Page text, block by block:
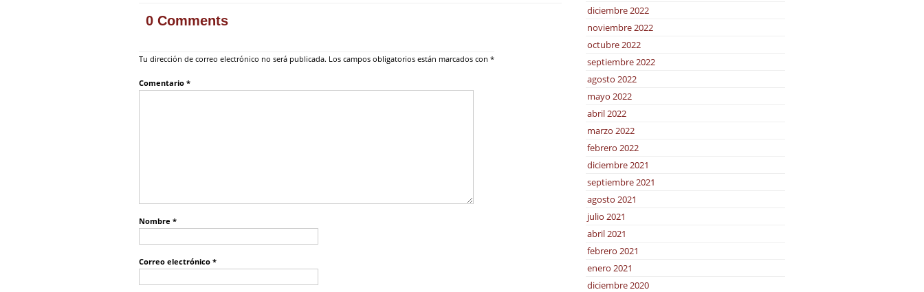
0 Comments
Tu dirección de correo electrónico no será publicada. Los campos obligatorios están marcados con *
Comentario *
Nombre *
Correo electrónico *
diciembre 2022
noviembre 2022
octubre 2022
septiembre 2022
agosto 2022
mayo 2022
abril 2022
marzo 2022
febrero 2022
diciembre 2021
septiembre 2021
agosto 2021
julio 2021
abril 2021
febrero 2021
enero 2021
diciembre 2020